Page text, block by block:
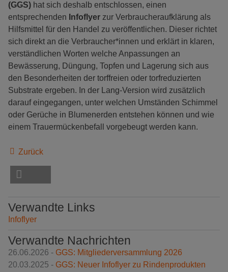
(GGS) hat sich deshalb entschlossen, einen
entsprechenden Infoflyer zur Verbraucheraufklärung als
Hilfsmittel für den Handel zu veröffentlichen. Dieser richtet
sich direkt an die Verbraucher*innen und erklärt in klaren,
verständlichen Worten welche Anpassungen an
Bewässerung, Düngung, Topfen und Lagerung sich aus
den Besonderheiten der torffreien oder torfreduzierten
Substrate ergeben. In der Lang-Version wird zusätzlich
darauf eingegangen, unter welchen Umständen Schimmel
oder Gerüche in Blumenerden entstehen können und wie
einem Trauermückenbefall vorgebeugt werden kann.
Zurück
Verwandte Links
Infoflyer
Verwandte Nachrichten
26.06.2026 - GGS: Mitgliederversammlung 2026
20.03.2025 - GGS: Neuer Infoflyer zu Rindenprodukten